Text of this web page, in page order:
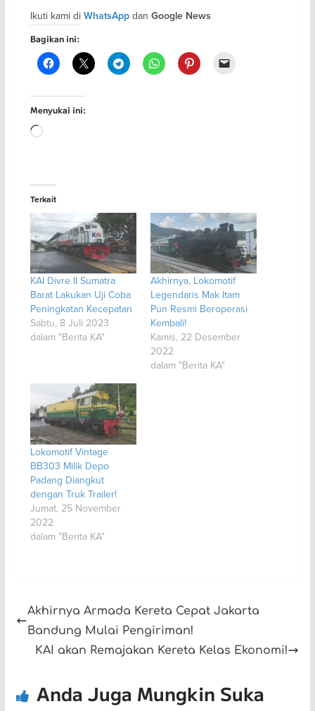
Ikuti kami di WhatsAppdan Google News
Bagikan ini:
Menyukai ini:
Memuat...
Terkait
KAI Divre II Sumatra
Barat Lakukan Uji Coba
Peningkatan Kecepatan
Sabtu, 8 Juli 2023
dalam "Berita KA"
Akhirnya, Lokomotif
Legendaris Mak Itam
Pun Resmi Beroperasi
Kembali!
Kamis, 22 Desember
2022
dalam "Berita KA"
Lokomotif Vintage
BB303 Milik Depo
Padang Diangkut
dengan Truk Trailer!
Jumat, 25 November
2022
dalam "Berita KA"
Akhirnya Armada Kereta Cepat Jakarta
Bandung Mulai Pengiriman!
KAI akan Remajakan Kereta Kelas Ekonomi!
Anda Juga Mungkin Suka